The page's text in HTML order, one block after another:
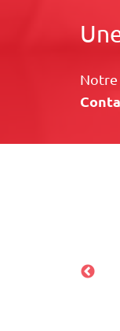
Notre